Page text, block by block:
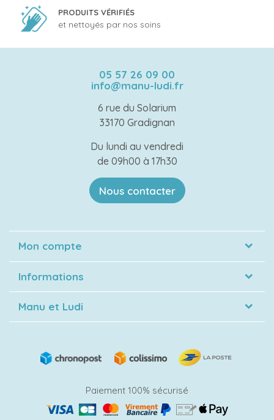
PRODUITS VÉRIFIÉS
et nettoyés par nos soins
05 57 26 09 00
info@manu-ludi.fr
6 rue du Solarium
33170 Gradignan
Du lundi au vendredi
de 09h00 à 17h30
Nous contacter
Mon compte
Informations
Manu et Ludi
Paiement 100% sécurisé